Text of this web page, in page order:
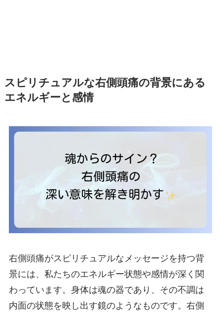
スピリチュアルな右側頭痛の背景にある
エネルギーと感情
右側頭痛がスピリチュアルなメッセージを持つ背
景には、私たちのエネルギー状態や感情が深く関
わっています。身体は魂の器であり、その不調は
内面の状態を映し出す鏡のようなものです。右側